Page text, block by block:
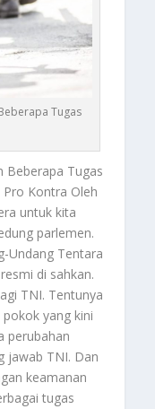
Tugas
Beberapa Tugas
Kontra Oleh
untuk kita
parlemen.
Undang Tentara
di sahkan.
TNI. Tentunya
yang kini
perubahan
jawab TNI. Dan
keamanan
tugas